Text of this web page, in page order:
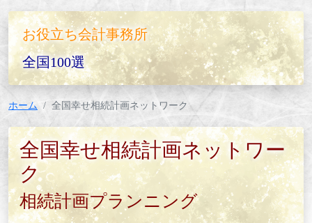
お役立ち会計事務所
全国100選
ホーム 全国幸せ相続計画ネットワーク
全国幸せ相続計画ネットワー
ク
相続計画プランニング